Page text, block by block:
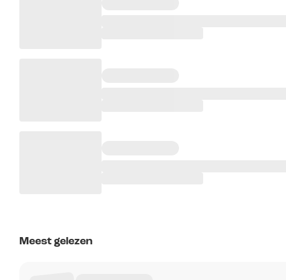
Meest gelezen